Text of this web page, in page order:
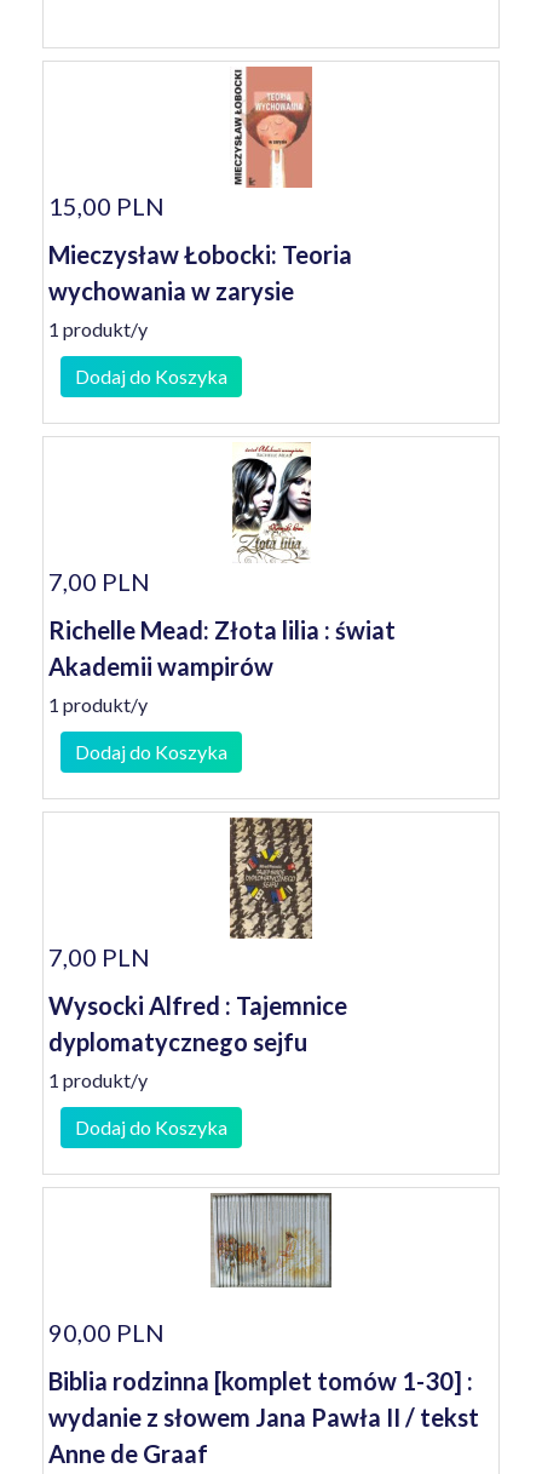
15,00 PLN
Mieczysław Łobocki: Teoria
wychowania w zarysie
1 produkt/y
Dodaj do Koszyka
7,00 PLN
Richelle Mead: Złota lilia : świat
Akademii wampirów
1 produkt/y
Dodaj do Koszyka
7,00 PLN
Wysocki Alfred : Tajemnice
dyplomatycznego sejfu
1 produkt/y
Dodaj do Koszyka
90,00 PLN
Biblia rodzinna [komplet tomów 1-30] :
wydanie z słowem Jana Pawła II / tekst
Anne de Graaf